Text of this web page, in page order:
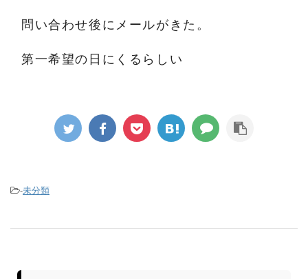
問い合わせ後にメールがきた。
第一希望の日にくるらしい
-未分類